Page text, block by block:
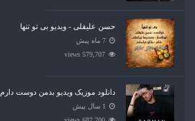
حسن علیقلی - ویدیو بی تو تنها
7 ماه پیش
579,707 views
دانلود موزیک ویدیو بدمن دوست دارم
1 سال پیش